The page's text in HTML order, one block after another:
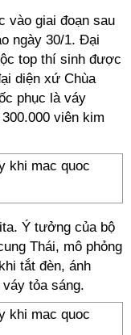
vào giai đoạn sau
ngày 30/1. Đại
top thí sinh được
diện xứ Chùa
phục là váy
viên kim
Ý tưởng của bộ
Thái, mô phỏng
tắt đèn, ánh
tỏa sáng.